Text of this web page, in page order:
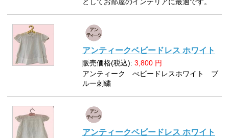
としてお部屋のインテリアに最適です。
アンティークベビードレス ホワイト
販売価格(税込): 3,800 円
アンティーク べビードレスホワイト ブ
ルー刺繍
アンティークベビードレス ホワイト